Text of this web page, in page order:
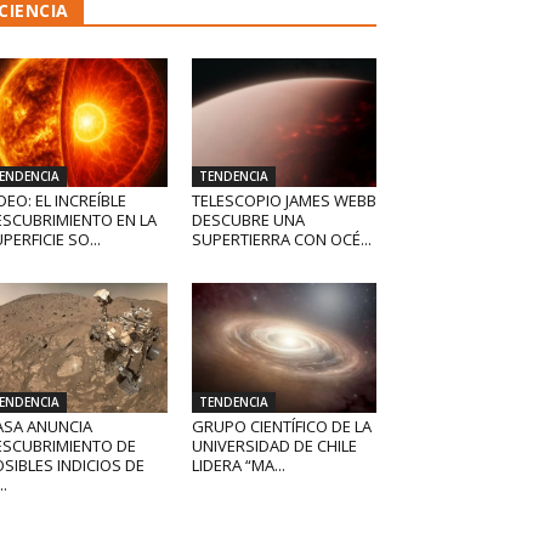
EL INCREÍBLE
EN LA
SO...
TENDENCIA
TELESCOPIO JAMES WEBB
DESCUBRE UNA
SUPERTIERRA CON OCÉ...
ANUNCIA
DE
INDICIOS DE
TENDENCIA
GRUPO CIENTÍFICO DE LA
UNIVERSIDAD DE CHILE
LIDERA “MA...